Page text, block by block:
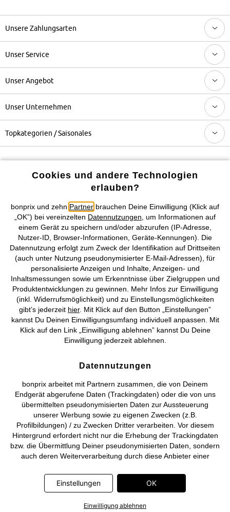
Unsere Zahlungsarten
Unser Service
Unser Angebot
Unser Unternehmen
Topkategorien / Saisonales
Preisangaben inkl. gesetzl. MwSt. und zzgl.Service- &
Versandkosten
AGB Datenschutz Cookie-Einstellungen Impressum
Vertrag widerrufen
©2026 bonprix.Alle Rechte vorbehalten.
Deutsch Français
Cookies und andere Technologien
erlauben?
bonprix und zehn Partner brauchen Deine Einwilligung (Klick auf
„OK”) bei vereinzelten Datennutzungen , um Informationen auf
einem Gerät zu speichern und/oder abzurufen (IP-Adresse,
Nutzer-ID, Browser-Informationen, Geräte-Kennungen). Die
Datennutzung erfolgt zum Zweck der Identifikation auf Drittseiten
(auch unter Nutzung pseudonymisierter E-Mail-Adressen), für
personalisierte Anzeigen und Inhalte, Anzeigen- und
Inhaltsmessungen sowie um Erkenntnisse über Zielgruppen und
Produktentwicklungen zu gewinnen. Mehr Infos zur Einwilligung
(inkl. Widerrufsmöglichkeit) und zu Einstellungsmöglichkeiten
gibt’s jederzeit hier. Mit Klick auf den Button „Einstellungen”
kannst Du Deinen Einwilligungsumfang individuell anpassen. Mit
Klick auf den Link „Einwilligung ablehnen” kannst Du Deine
Einwilligung jederzeit ablehnen.
Datennutzungen
bonprix arbeitet mit Partnern zusammen, die von Deinem
Endgerät abgerufene Daten (Trackingdaten) oder die von uns
übermittelten pseudonymisierten Daten zur Aussteuerung
unserer Werbung sowie zu eigenen Zwecken (z.B.
Profilbildungen) / zu Zwecken Dritter verarbeiten. Vor diesem
Hintergrund erfordert nicht nur die Erhebung der Trackingdaten
bzw. die Übermittlung Deiner pseudonymisierten Daten, sondern
auch deren Weiterverarbeitung durch diese Anbieter einer
Deine pseudonymisierten Daten erst dann übermittelt, wenn Du
auf den in dem Banner auf bonprix.de wiedergebenden Button
Unternehmen: Meta Platforms Ireland Limited, Google Ireland
Einstellungen OK
Einwilligung ablehnen